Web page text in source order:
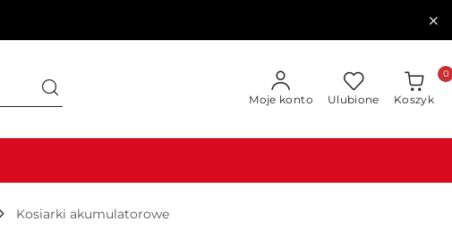
Moje konto Ulubione Koszyk
0
Kosiarki akumulatorowe